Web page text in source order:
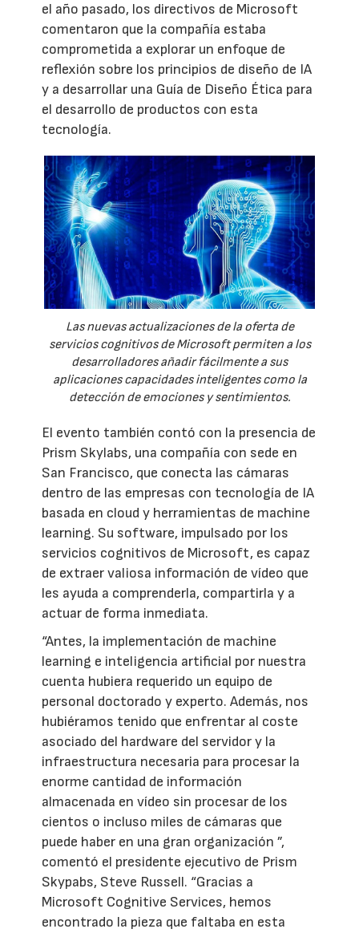
el año pasado, los directivos de Microsoft
comentaron que la compañía estaba
comprometida a explorar un enfoque de
reflexión sobre los principios de diseño de IA
y a desarrollar una Guía de Diseño Ética para
el desarrollo de productos con esta
tecnología.
Las nuevas actualizaciones de la oferta de
servicios cognitivos de Microsoft permiten a los
desarrolladores añadir fácilmente a sus
aplicaciones capacidades inteligentes como la
detección de emociones y sentimientos.
El evento también contó con la presencia de
Prism Skylabs, una compañía con sede en
San Francisco, que conecta las cámaras
dentro de las empresas con tecnología de IA
basada en cloud y herramientas de machine
learning. Su software, impulsado por los
servicios cognitivos de Microsoft, es capaz
de extraer valiosa información de vídeo que
les ayuda a comprenderla, compartirla y a
actuar de forma inmediata.
“Antes, la implementación de machine
learning e inteligencia artificial por nuestra
cuenta hubiera requerido un equipo de
personal doctorado y experto. Además, nos
hubiéramos tenido que enfrentar al coste
asociado del hardware del servidor y la
infraestructura necesaria para procesar la
enorme cantidad de información
almacenada en vídeo sin procesar de los
cientos o incluso miles de cámaras que
puede haber en una gran organización ”,
comentó el presidente ejecutivo de Prism
Skypabs, Steve Russell. “Gracias a
Microsoft Cognitive Services, hemos
encontrado la pieza que faltaba en esta